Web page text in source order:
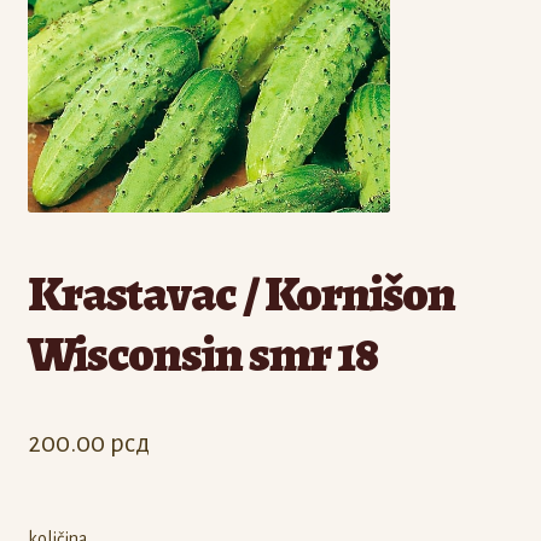
Odjava
Registracija
Krastavac / Kornišon
Wisconsin smr 18
200.00 рсд